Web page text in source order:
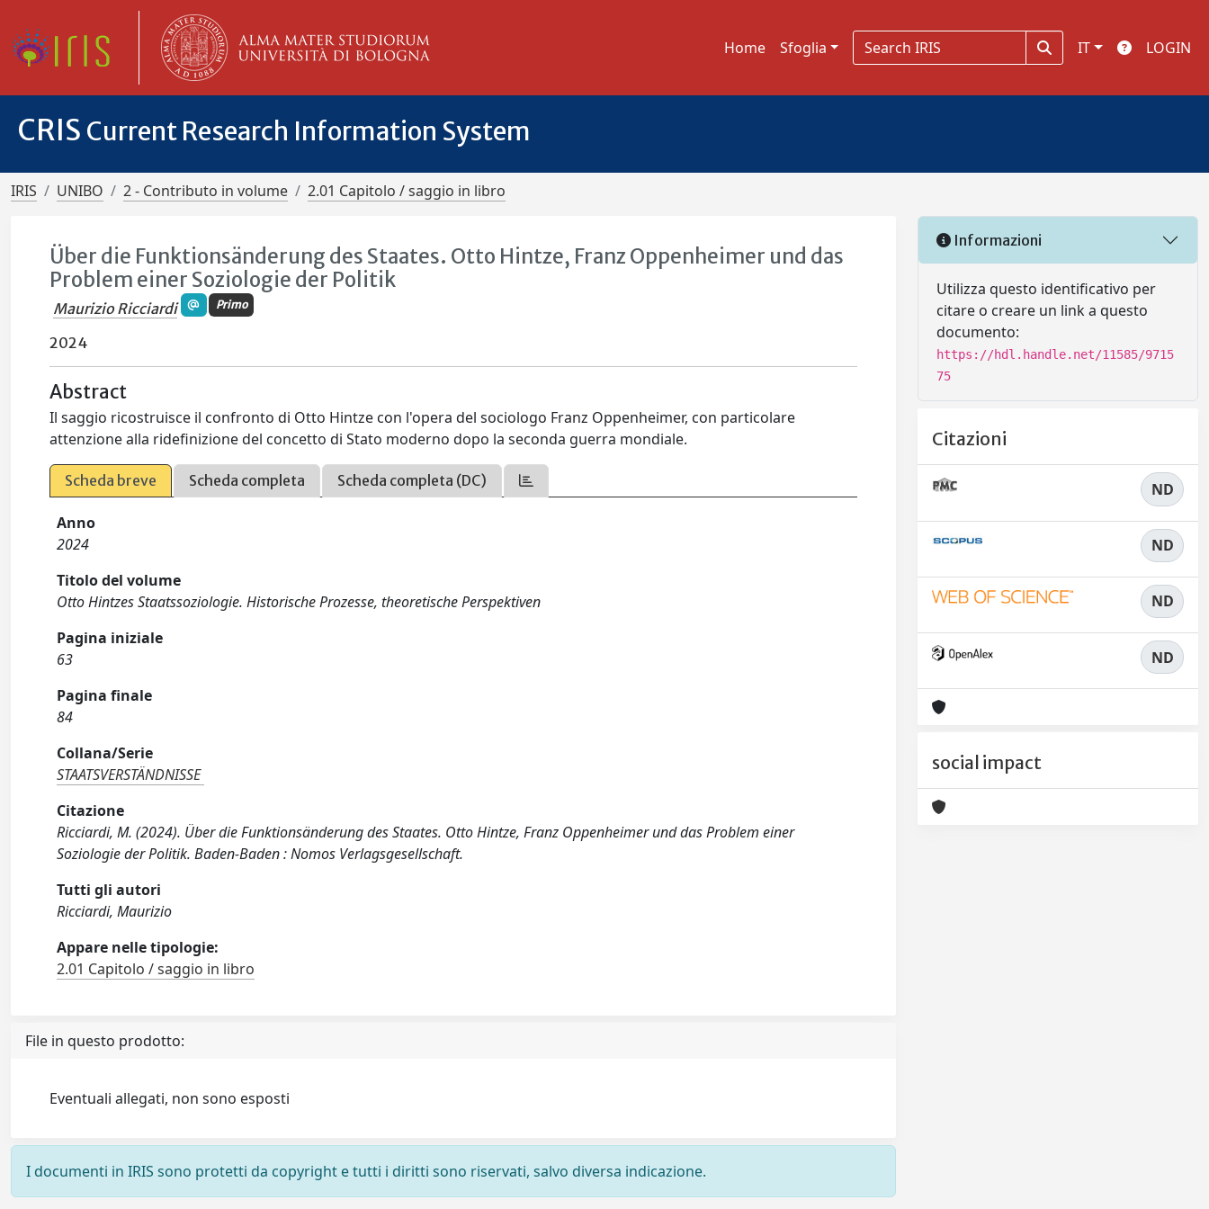
Home Sfoglia IT LOGIN
CRIS Current Research Information System
IRIS UNIBO 2 - Contributo in volume 2.01 Capitolo / saggio in libro
Über die Funktionsänderung des Staates. Otto Hintze, Franz Oppenheimer und das
Problem einer Soziologie der Politik
Maurizio Ricciardi Primo
2024
Abstract
Il saggio ricostruisce il confronto di Otto Hintze con l'opera del sociologo Franz Oppenheimer, con particolare
attenzione alla ridefinizione del concetto di Stato moderno dopo la seconda guerra mondiale.
Scheda breve Scheda completa Scheda completa (DC)
Anno
2024
Titolo del volume
Otto Hintzes Staatssoziologie. Historische Prozesse, theoretische Perspektiven
Pagina iniziale
63
Pagina finale
84
Collana/Serie
STAATSVERSTÄNDNISSE
Citazione
Ricciardi, M. (2024). Über die Funktionsänderung des Staates. Otto Hintze, Franz Oppenheimer und das Problem einer
Soziologie der Politik. Baden-Baden : Nomos Verlagsgesellschaft.
Tutti gli autori
Ricciardi, Maurizio
Appare nelle tipologie:
2.01 Capitolo / saggio in libro
File in questo prodotto:
Eventuali allegati, non sono esposti
I documenti in IRIS sono protetti da copyright e tutti i diritti sono riservati, salvo diversa indicazione.
Informazioni
Utilizza questo identificativo per
citare o creare un link a questo
documento:
https://hdl.handle.net/11585/9715
75
Citazioni
ND
ND
ND
ND
social impact